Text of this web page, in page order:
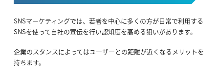
SNSマーケティングでは、若者を中心に多くの方が日常で利用する
SNSを使って自社の宣伝を行い認知度を高める狙いがあります。
企業のスタンスによってはユーザーとの距離が近くなるメリットを
持ちます。